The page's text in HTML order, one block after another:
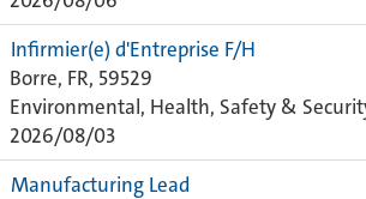
Infirmier(e) d'Entreprise F/H
Borre, FR, 59529
Environmental, Health, Safety &
2026/08/03
Manufacturing Lead